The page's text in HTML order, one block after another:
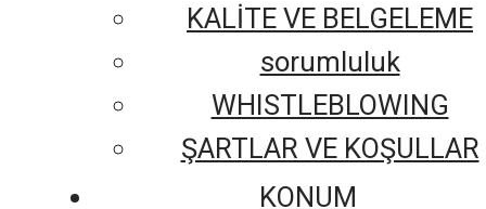
KALİTE VE BELGELEME
sorumluluk
WHISTLEBLOWING
ŞARTLAR VE KOŞULLAR
KONUM